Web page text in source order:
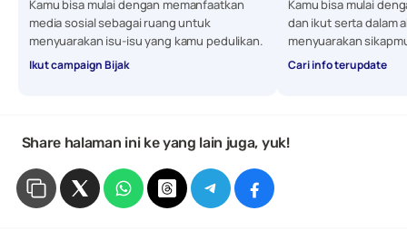
Kamu bisa mulai dengan memanfaatkan
media sosial sebagai ruang untuk
menyuarakan isu-isu yang kamu pedulikan.
Ikut campaign Bijak
Kamu bisa mulai
dan ikut serta dalam
menyuarakan
Cari info terupdate
Share halaman ini ke yang lain juga, yuk!